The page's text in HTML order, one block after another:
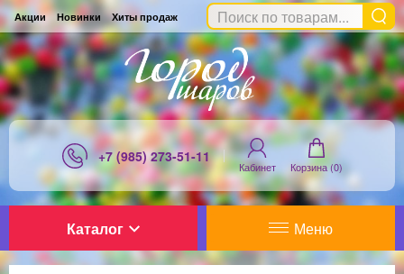
Акции Новинки Хиты продаж
+7 (985) 273-51-11
Кабинет Корзина (0)
Каталог Меню